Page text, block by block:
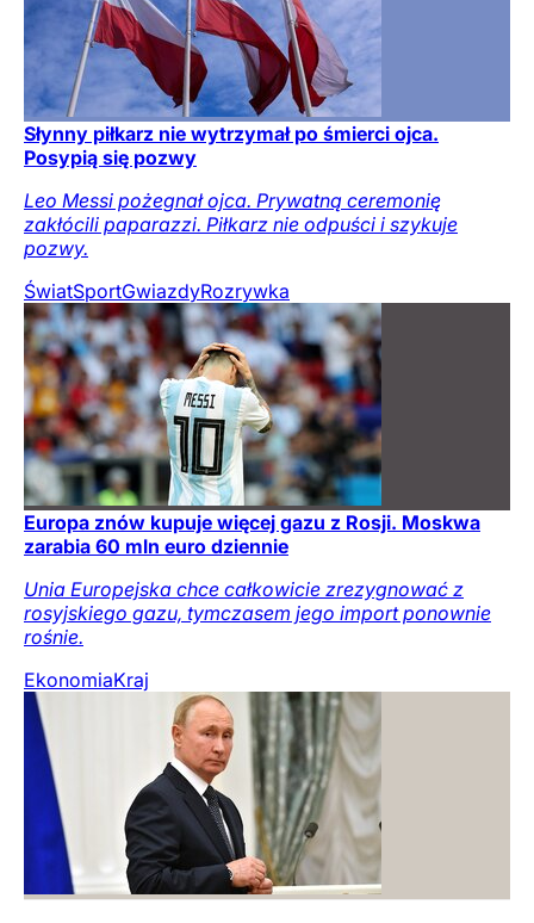
Słynny piłkarz nie wytrzymał po śmierci ojca.
Posypią się pozwy
Leo Messi pożegnał ojca. Prywatną ceremonię
zakłócili paparazzi. Piłkarz nie odpuści i szykuje
pozwy.
ŚwiatSportGwiazdyRozrywka
Europa znów kupuje więcej gazu z Rosji. Moskwa
zarabia 60 mln euro dziennie
Unia Europejska chce całkowicie zrezygnować z
rosyjskiego gazu, tymczasem jego import ponownie
rośnie.
EkonomiaKraj